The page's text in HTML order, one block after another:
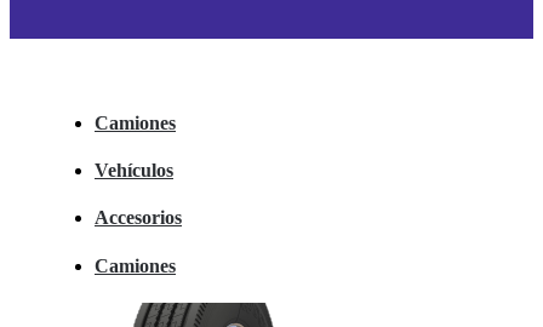
Camiones
Vehículos
Accesorios
Camiones